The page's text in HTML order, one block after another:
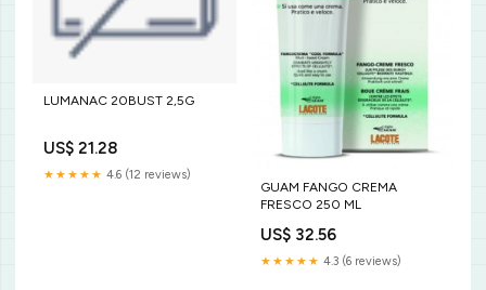
LUMANAC 20BUST 2,5G
US$ 21.28
★★★★★ 4.6 (12 reviews)
GUAM FANGO CREMA
FRESCO 250 ML
US$ 32.56
★★★★★ 4.3 (6 reviews)